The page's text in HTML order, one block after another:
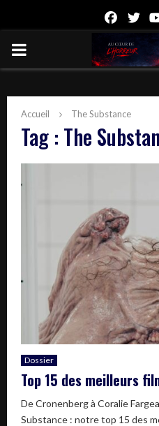
PRIMARY
Accueil The Substance
Tag : The
Dossier
Top 15 des meilleurs
De Cronenberg à Coralie
Substance : notre top 15 des